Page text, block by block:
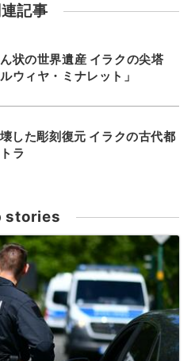
記事
状の世界遺産 イラクの尖塔
ルウィヤ・ミナレット」
した彫刻復元 イラクの古代都
ラ
stories